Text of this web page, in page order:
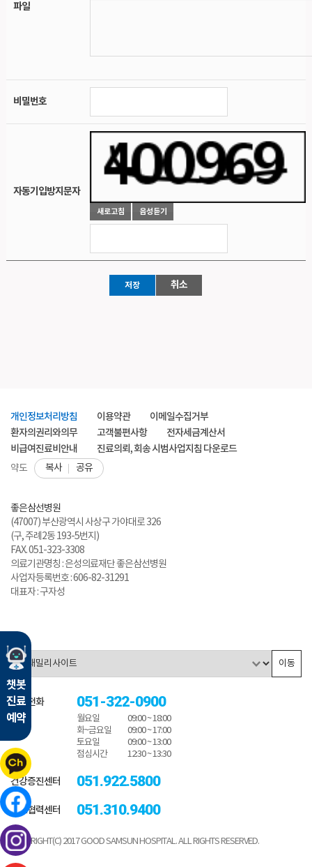
파일
비밀번호
자동기입방지문자
취소
개인정보처리방침 이용약관
이메일수집거부
환자의권리와의무
고객불편사항
전자세금계산서
비급여진료비안내
진료의뢰, 회송 시범사업지침 다운로드
약도 복사 공유
좋은삼선병원
(47007) 부산광역시 사상구 가야대로 326
(구, 주례2동 193-5번지)
FAX. 051-323-3308
의료기관명칭 : 은성의료재단 좋은삼선병원
사업자등록번호 : 606-82-31291
대표자 : 구자성
이동
대표전화 051-322-0900
월요일
09:00 ~ 18:00
화~금요일
09:00 ~ 17:00
토요일
09:00 ~ 13:00
점심시간
12:30 ~ 13:30
건강증진센터 051.922.5800
진료협력센터 051.310.9400
COPYRIGHT(C) 2017 GOOD SAMSUN HOSPITAL. ALL RIGHTS RESERVED.
챗봇
진료
예약